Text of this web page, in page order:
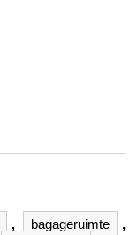
, bagageruimte
,